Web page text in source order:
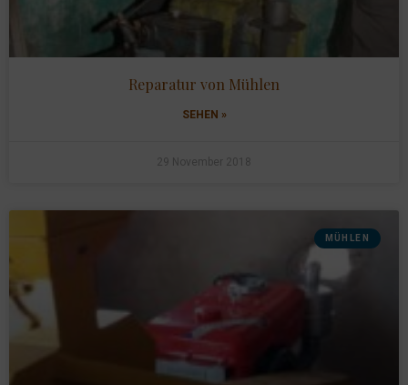
Reparatur von Mühlen
SEHEN »
29 November 2018
MÜHLEN